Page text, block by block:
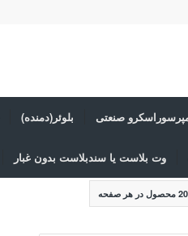
صنعتی بلوئر(دمنده)
وت بلاست یا سندبلاست بدون غبار
20 محصول در هر صفحه